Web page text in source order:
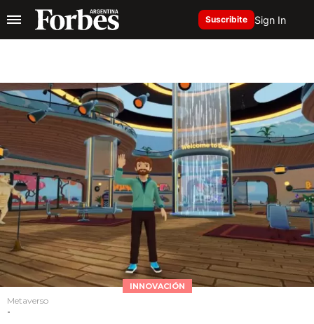
Suscribite Sign In
INNOVACIÓN
Metaverso
-